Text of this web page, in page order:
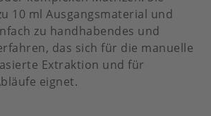
10 ml Ausgangsmaterial und
zu handhabendes und
das sich für die manuelle
Extraktion und für
eignet.